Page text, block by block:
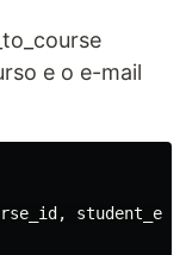
e o e-mail